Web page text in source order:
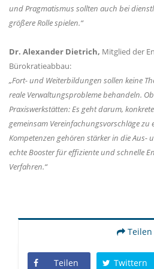
und Pragmatismus sollten auch bei
größere Rolle spielen.“
Dr. Alexander Dietrich, Mitglied der
Bürokratieabbau:
Fort- und Weiterbildungen sollen keine
reale Verwaltungsprobleme behandeln.
Praxiswerkstätten: Es geht darum,
gemeinsam Vereinfachungsvorschläge zu
Kompetenzen gehören stärker in die
echte Booster für effiziente und schnelle
Verfahren.“
Teilen
Teilen Twittern